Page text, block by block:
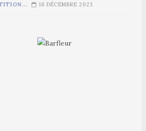
18 DÉCEMBRE 2023